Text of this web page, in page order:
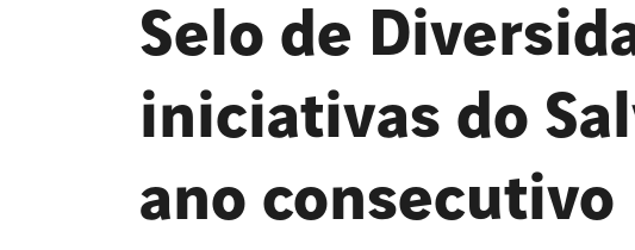
Selo de
iniciativas do
ano consecutivo